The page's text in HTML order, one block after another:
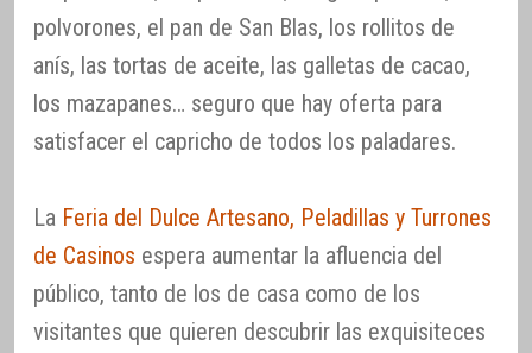
polvorones, el pan de San Blas, los rollitos de
anís, las tortas de aceite, las galletas de cacao,
los mazapanes… seguro que hay oferta para
satisfacer el capricho de todos los paladares.
La Feria del Dulce Artesano, Peladillas y Turrones
de Casinos espera aumentar la afluencia del
público, tanto de los de casa como de los
visitantes que quieren descubrir las exquisiteces